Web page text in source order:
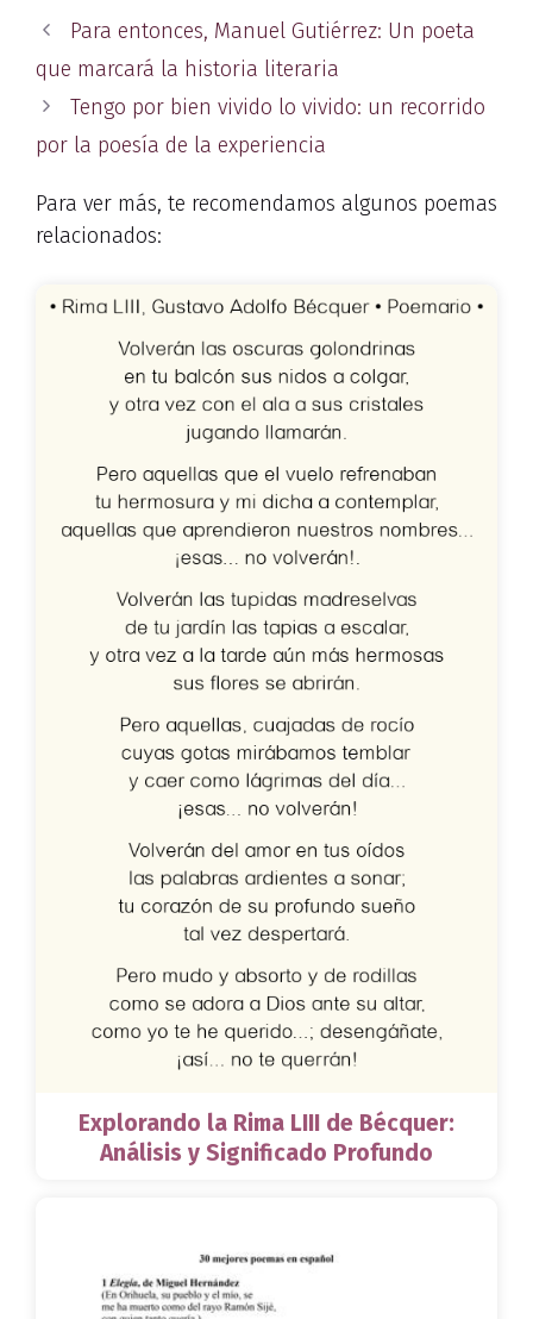
Para entonces, Manuel Gutiérrez: Un poeta
que marcará la historia literaria
Tengo por bien vivido lo vivido: un recorrido
por la poesía de la experiencia
Para ver más, te recomendamos algunos poemas
relacionados:
Explorando la Rima LIII de Bécquer:
Análisis y Significado Profundo